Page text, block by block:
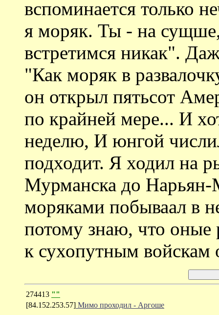
вспоминается только
я моряк. Ты - на
встретимся никак".
"Как моряк в
он открыл пятьсот
по крайней мере... И
неделю, И юнгой
подходит. Я ходил на
Мурманска до
моряками побываал в
потому знаю, что оные
к сухопутным войскам
274413 ""
[84.152.253.57] Мимо проходил - Аргоше